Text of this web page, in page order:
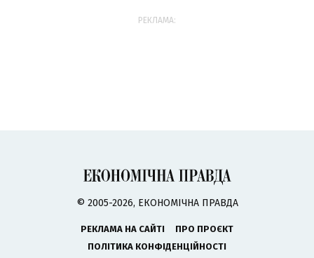
РЕКЛАМА:
© 2005-2026, ЕКОНОМІЧНА ПРАВДА
РЕКЛАМА НА САЙТІ
ПРО ПРОЄКТ
ПОЛІТИКА КОНФІДЕНЦІЙНОСТІ